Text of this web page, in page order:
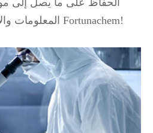
المعلومات والأخبار والأحداث حول Fortunachem!